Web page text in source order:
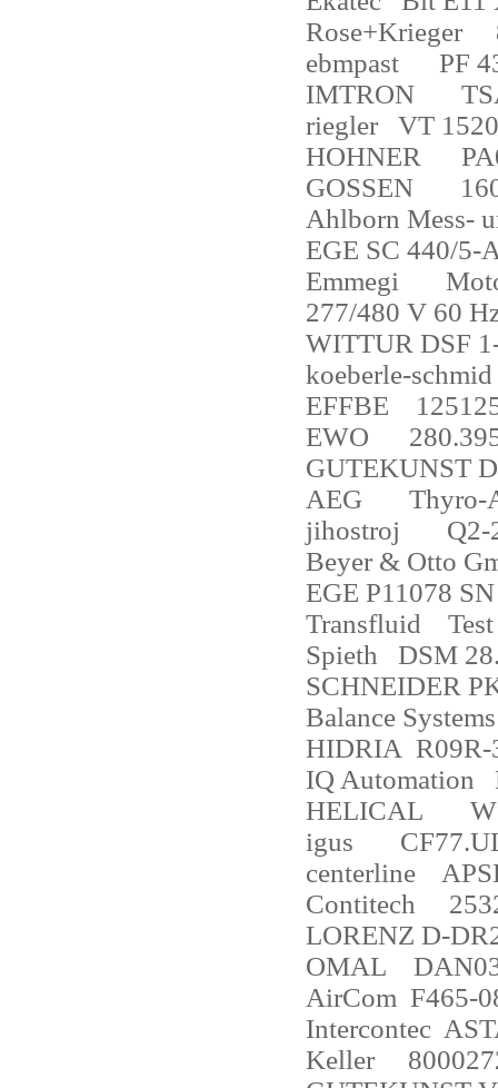
Rose+Krieger
ebmpast
PF
IMTRON
riegler
VT
HOHNER
GOSSEN
Ahlborn Mess-
EGE SC 440/5-
Emmegi
277/480 V 60
WITTUR DSF
koeberle-schmid
EFFBE
EWO
GUTEKUNST
AEG
Thyro-
jihostroj
Q2-
Beyer & Otto
EGE P11078
Transfluid
Spieth
DSM
SCHNEIDER
Balance Systems
HIDRIA
IQ Automation
HELICAL
igus
centerline
Contitech
LORENZ D-
OMAL
AirCom F465-
Intercontec
Keller